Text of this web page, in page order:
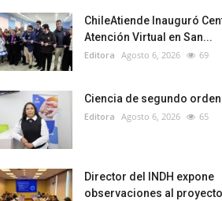
ChileAtiende Inauguró
Atención Virtual en San...
Editora Agosto 6, 2026 69
Ciencia de segundo orden
Editora Agosto 6, 2026 65
Director del INDH expone
observaciones al